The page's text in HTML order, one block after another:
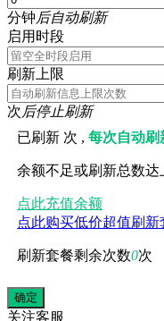
分钟后自动刷新
启用时段
刷新上限
次后停止刷新
已刷新 次 ,每次自动刷
余额不足或刷新总数
点此充值余额
点此购买低价超值刷新
刷新套餐剩余次数0次
关注客服